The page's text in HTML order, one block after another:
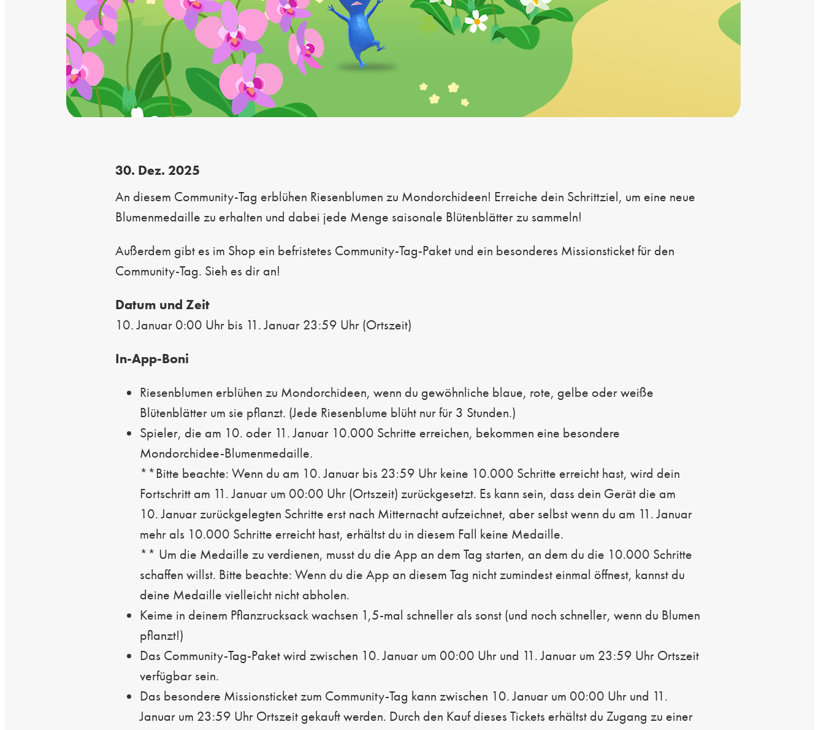
30. Dez. 2025
An diesem Community-Tag erblühen Riesenblumen zu Mondorchideen! Erreiche dein Schrittziel, um eine neue
Blumenmedaille zu erhalten und dabei jede Menge saisonale Blütenblätter zu sammeln!
Außerdem gibt es im Shop ein befristetes Community-Tag-Paket und ein besonderes Missionsticket für den
Community-Tag. Sieh es dir an!
Datum und Zeit
10. Januar 0:00 Uhr bis 11. Januar 23:59 Uhr (Ortszeit)
In-App-Boni
Riesenblumen erblühen zu Mondorchideen, wenn du gewöhnliche blaue, rote, gelbe oder weiße
Blütenblätter um sie pflanzt. (Jede Riesenblume blüht nur für 3 Stunden.)
Spieler, die am 10. oder 11. Januar 10.000 Schritte erreichen, bekommen eine besondere
Mondorchidee-Blumenmedaille.
**Bitte beachte: Wenn du am 10. Januar bis 23:59 Uhr keine 10.000 Schritte erreicht hast, wird dein
Fortschritt am 11. Januar um 00:00 Uhr (Ortszeit) zurückgesetzt. Es kann sein, dass dein Gerät die am
10. Januar zurückgelegten Schritte erst nach Mitternacht aufzeichnet, aber selbst wenn du am 11. Januar
mehr als 10.000 Schritte erreicht hast, erhältst du in diesem Fall keine Medaille.
** Um die Medaille zu verdienen, musst du die App an dem Tag starten, an dem du die 10.000 Schritte
schaffen willst. Bitte beachte: Wenn du die App an diesem Tag nicht zumindest einmal öffnest, kannst du
deine Medaille vielleicht nicht abholen.
Keime in deinem Pflanzrucksack wachsen 1,5-mal schneller als sonst (und noch schneller, wenn du Blumen
pflanzt!)
Das Community-Tag-Paket wird zwischen 10. Januar um 00:00 Uhr und 11. Januar um 23:59 Uhr Ortszeit
verfügbar sein.
Das besondere Missionsticket zum Community-Tag kann zwischen 10. Januar um 00:00 Uhr und 11.
Januar um 23:59 Uhr Ortszeit gekauft werden. Durch den Kauf dieses Tickets erhältst du Zugang zu einer